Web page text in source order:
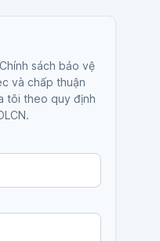
sách bảo vệ
và chấp thuận
tôi theo quy định